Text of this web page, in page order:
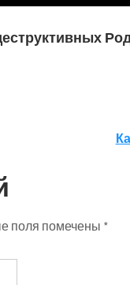
поля помечены *